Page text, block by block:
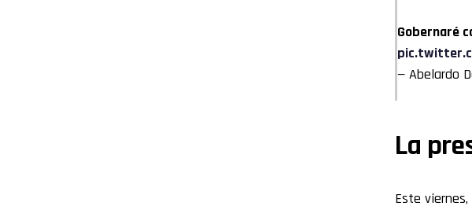
Gobernaré
— Abelardo
La
Este